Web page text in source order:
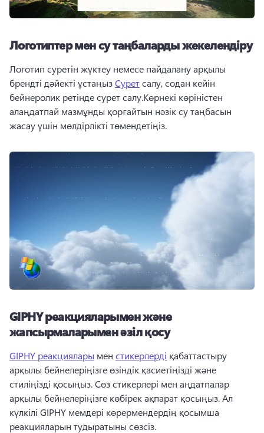
Логотиптер мен су таңбаларды жекелендіру
Логотип суретін жүктеу немесе пайдалану арқылы
брендті дәйекті ұстаңыз Сурет салу, содан кейін
бейнеролик ретінде сурет салу.Көрнекі көріністен
алаңдатпай мазмұнды қорғайтын нәзік су таңбасын
жасау үшін мөлдірлікті төмендетіңіз.
GIPHY реакцияларымен және
жапсырмаларымен әзіл қосу
GIPHY реакциялары мен стикерлерді қабаттастыру
арқылы бейнелеріңізге өзіндік қасиетіңізді және
стиліңізді қосыңыз. Сөз стикерлері мен аңдатпалар
арқылы бейнелеріңізге көбірек ақпарат қосыңыз. Ал
күлкілі GIPHY мемдері көрермендердің қосымша
реакцияларын тудыратыны сөзсіз.